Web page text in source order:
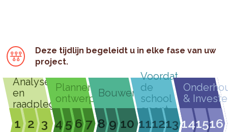
Deze tijdlijn begeleidt u in elke fase van uw
project.
Analyseren
en
raadplegen
1 2 3
Plannen &
ontwerpen
4 567
Bouwen
8 9 10
Voordat
de
school
opent
111213
&
141516